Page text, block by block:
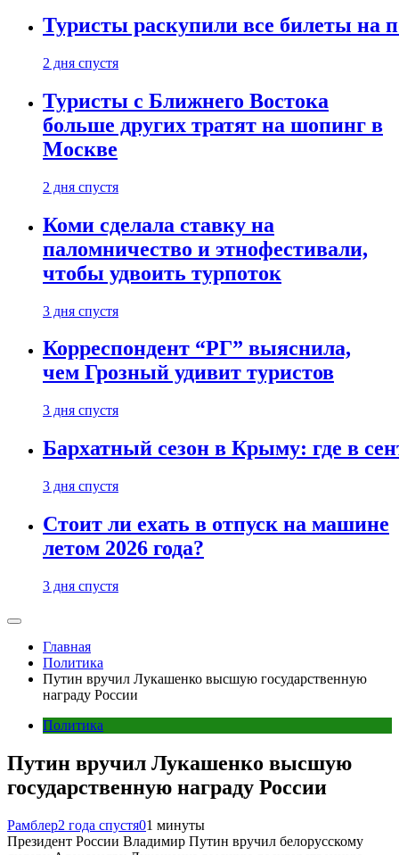
Туристы раскупили все билеты на
2 дня спустя
Туристы с Ближнего Востока
больше других тратят на шопинг в
Москве
2 дня спустя
Коми сделала ставку на
паломничество и этнофестивали,
чтобы удвоить турпоток
3 дня спустя
Корреспондент “РГ” выяснила,
чем Грозный удивит туристов
3 дня спустя
Бархатный сезон в Крыму: где в
3 дня спустя
Стоит ли ехать в отпуск на машине
летом 2026 года?
3 дня спустя
Главная
Политика
Путин вручил Лукашенко высшую государственную
награду России
Политика
Путин вручил Лукашенко высшую
государственную награду России
Рамблер2 года спустя01 минуты
Президент России Владимир Путин вручил белорусскому